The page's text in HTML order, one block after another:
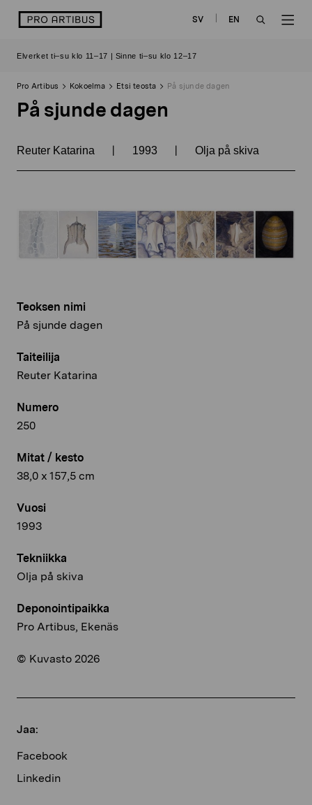
sisältöön
logo SV
EN
Elverket ti–su klo 11–17 | Sinne ti–su klo 12–17
Pro Artibus Kokoelma Etsi teosta På sjunde dagen
På sjunde dagen
Reuter Katarina | 1993 | Olja på skiva
Teoksen nimi
På sjunde dagen
Taiteilija
Reuter Katarina
Numero
250
Mitat / kesto
38,0 x 157,5 cm
Vuosi
1993
Tekniikka
Olja på skiva
Deponointipaikka
Pro Artibus, Ekenäs
© Kuvasto 2026
Jaa:
Facebook
Linkedin